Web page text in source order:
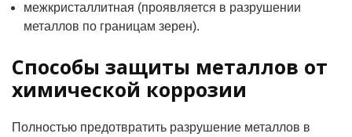
межкристаллитная (проявляется в разрушении
металлов по границам зерен).
Способы защиты металлов от
химической коррозии
Полностью предотвратить разрушение металлов в